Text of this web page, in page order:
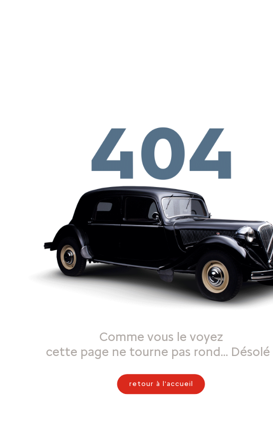
Comme vous le voyez
cette page ne tourne pas rond… Désolé
retour à l'accueil